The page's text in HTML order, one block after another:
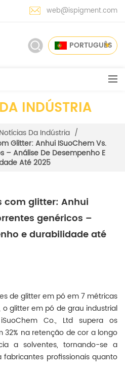
web@ispigment.com
PORTUGUÊS
INDÚSTRIA
Notícias Da Indústria /
Glitter: Anhui ISuoChem Vs.
– Análise De Desempenho E
Até 2025
com glitter: Anhui
genéricos –
e durabilidade até
de glitter em pó em 7 métricas
glitter em pó de grau industrial
Co., Ltd supera os
32% na retenção de cor a longo
a solventes, tornando-se a
profissionais quanto